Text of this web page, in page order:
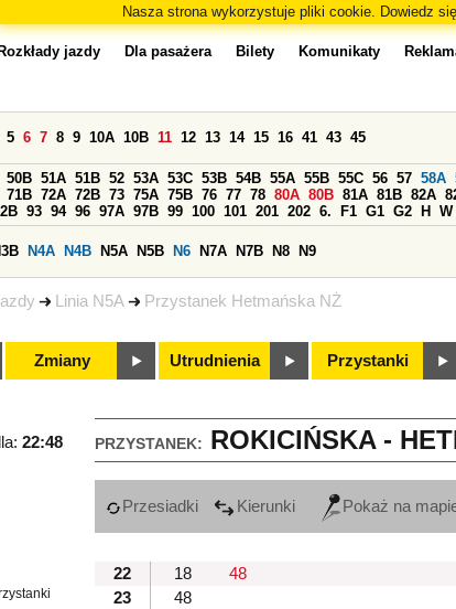
Nasza strona wykorzystuje pliki cookie. Dowiedz
Linia N5A Przystanek Hetmańska NŻ
Rozkłady jazdy Dla pasażera Bilety Komunikaty
5 6 7 8 9 10A 10B 11 12 13 14 15 16 41 43 45
50B 51A 51B 52 53A 53C 53B 54B 55A 55B 55C 56 57 58A
71B 72A 72B 73 75A 75B 76 77 78 80A 80B 81A 81B 82A
93 94 96 97A 97B 99 100 101 201 202 6. F1 G1 G2 H W
N4A N4B N5A N5B N6 N7A N7B N8 N9
Zmiany Utrudnienia Przystanki
PRZYSTANEK: ROKICIŃSKA -
22:48
Przesiadki Kierunki Pokaż na
22
18
48
23
48